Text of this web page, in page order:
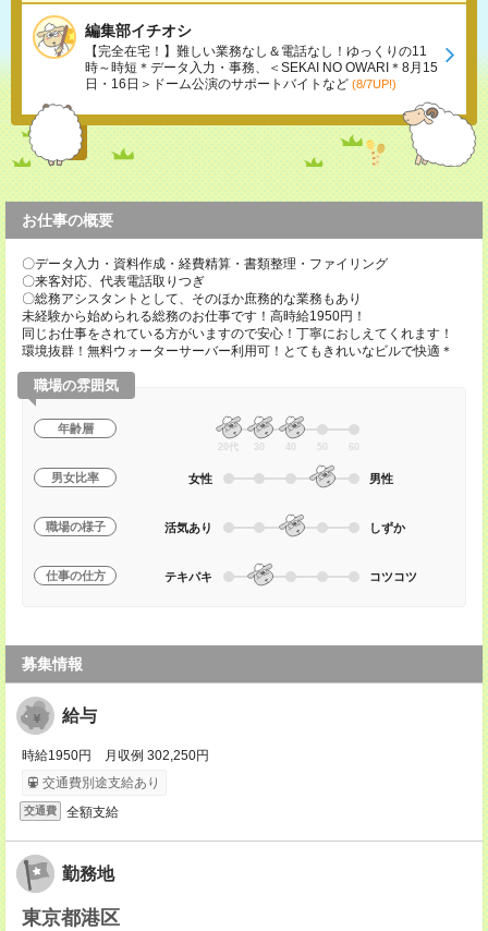
編集部イチオシ
【完全在宅！】難しい業務なし＆電話なし！ゆっくりの11
時～時短＊データ入力・事務、＜SEKAI NO OWARI＊8月15
日・16日＞ドーム公演のサポートバイトなど (8/7UP!)
お仕事の概要
〇データ入力・資料作成・経費精算・書類整理・ファイリング
〇来客対応、代表電話取りつぎ
〇総務アシスタントとして、そのほか庶務的な業務もあり
未経験から始められる総務のお仕事です！高時給1950円！
同じお仕事をされている方がいますので安心！丁寧におしえてくれます！
環境抜群！無料ウォーターサーバー利用可！とてもきれいなビルで快適＊
職場の雰囲気
年齢層
20代 30 40 50 60
男女比率 女性 男性
職場の様子 活気あり しずか
仕事の仕方 テキパキ コツコツ
募集情報
給与
時給1950円 月収例 302,250円
交通費別途支給あり
交通費 全額支給
勤務地
東京都港区